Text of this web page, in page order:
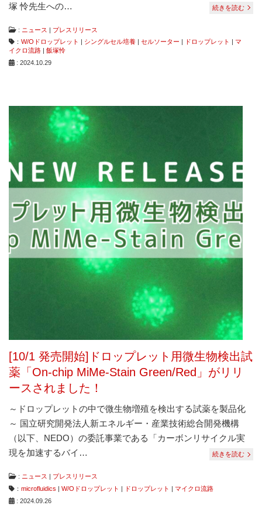
塚 怜先生への…
続きを読む
: ニュース | プレスリリース
： W/Oドロップレット シングルセル培養 セルソーター ドロップレット
マ
イクロ流路
飯塚怜
: 2024.10.29
[10/1 発売開始]ドロップレット用微生物検出試
薬「On-chip MiMe-Stain Green/Red」がリリ
ースされました！
～ドロップレットの中で微生物増殖を検出する試薬を製品化
～ 国立研究開発法人新エネルギー・産業技術総合開発機構
（以下、NEDO）の委託事業である「カーボンリサイクル実
現を加速するバイ…
続きを読む
: ニュース
プレスリリース
： microfluidics | W/Oドロップレット | ドロップレット | マイクロ流路
: 2024.09.26